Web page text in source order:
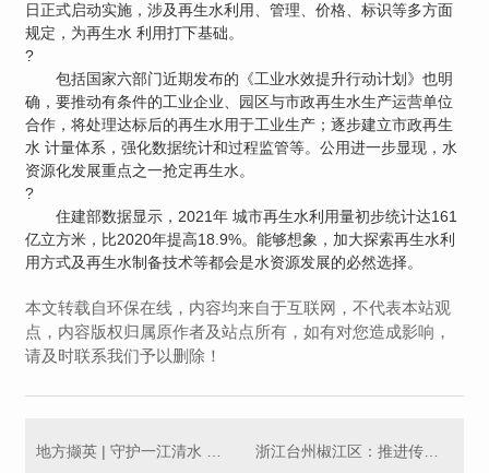
日正式启动实施，涉及再生水利用、管理、价格、标识等多方面
规定，为再生水 利用打下基础。
?
包括国家六部门近期发布的《工业水效提升行动计划》也明
确，要推动有条件的工业企业、园区与市政再生水生产运营单位
合作，将处理达标后的再生水用于工业生产；逐步建立市政再生
水 计量体系，强化数据统计和过程监管等。公用进一步显现，水
资源化发展重点之一抢定再生水。
?
住建部数据显示，2021年 城市再生水利用量初步统计达161
亿立方米，比2020年提高18.9%。能够想象，加大探索再生水利
用方式及再生水制备技术等都会是水资源发展的必然选择。
本文转载自环保在线，内容均来自于互联网，不代表本站观
点，内容版权归属原作者及站点所有，如有对您造成影响，
请及时联系我们予以删除！